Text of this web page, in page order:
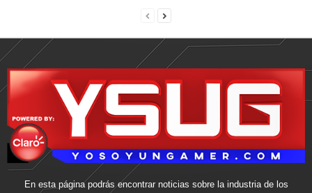
En esta página podrás encontrar noticias sobre la industria de los